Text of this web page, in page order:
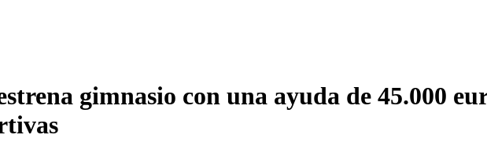
gimnasio con una ayuda de 45.000